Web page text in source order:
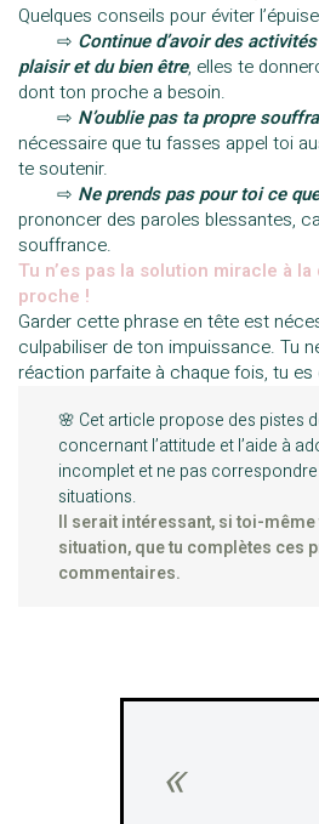
Quelques conseils pour éviter
⇨ Continue d’avoir des
plaisir et du bien être, elles te
dont ton proche a besoin.
⇨ N’oublie pas ta propre
nécessaire que tu fasses appel toi
te soutenir.
⇨ Ne prends pas pour toi ce
prononcer des paroles blessantes,
souffrance.
Tu n’es pas la solution miracle à
proche !
Garder cette phrase en tête est
culpabiliser de ton impuissance. Tu
réaction parfaite à chaque fois, tu es
🌸 Cet article propose des pistes
concernant l’attitude et l’aide à
incomplet et ne pas
situations.
Il serait intéressant, si toi-même
situation, que tu complètes ces
commentaires.
«